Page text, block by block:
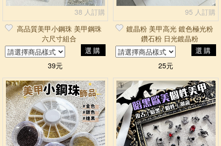
38 人訂購
高品質美甲小鋼珠 美甲鋼珠
六尺寸組合
選購
39元
95 人訂購
鍍晶粉 美甲高光 鍍色極光粉
鑽石粉 日光鍍晶粉
選購
25元